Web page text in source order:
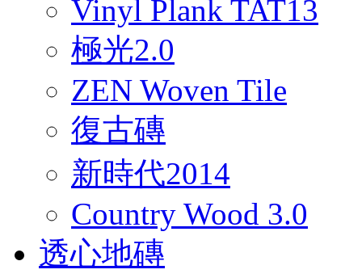
Vinyl Plank TAT13
極光2.0
ZEN Woven Tile
復古磚
新時代2014
Country Wood 3.0
透心地磚